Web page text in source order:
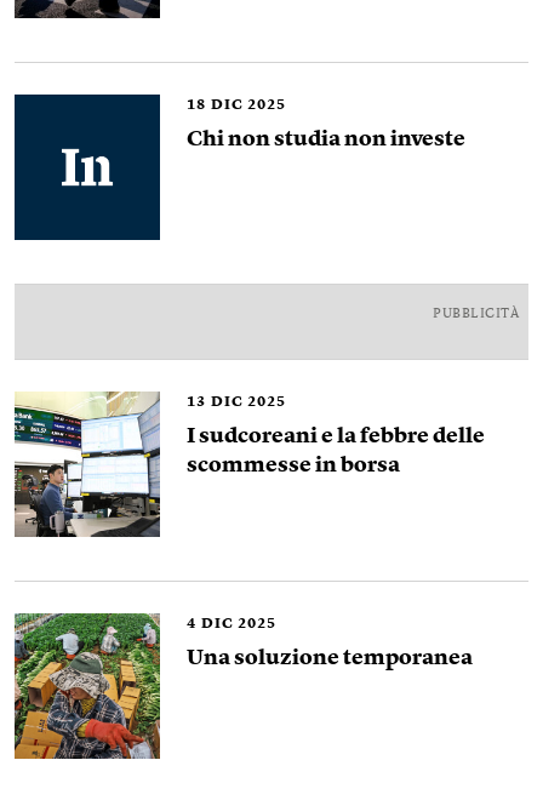
18 DIC 2025
Chi non studia non investe
PUBBLICITÀ
13 DIC 2025
I sudcoreani e la febbre delle
scommesse in borsa
4 DIC 2025
Una soluzione temporanea